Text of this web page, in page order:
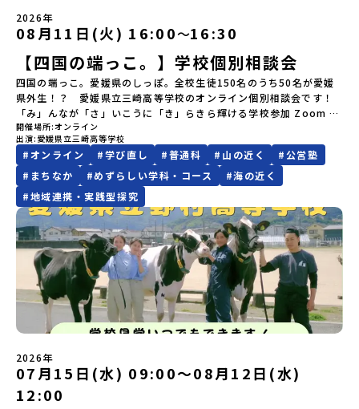
合、以下のルールに沿って対応させていただきます。ご了承くださ
い。プログラム開催日の前日＜7月27日＞から、【キャンセルのご連
絡日：お支払いいただく旅行代金】・21日目にあたる日以前：無
料・20日目-8日目：20％・7日目-2日目：30％・プログラム開始日
の前日：40％・プログラム開始日当日：50％・ご連絡無しでの不参
加またはプログラム開始後の解除：100％・催行中止について天候な
どの状況等によって開催を見合わせる可能性があります。その場合
は原則、開催日1週間前までにご連絡いたします。又、最少催行人数
に達しなかった場合は、開催日3週間前までに催行中止の旨をメール
にてご連絡いたします。・よくあるご質問その他、よくあるご質問
についてはこちらをご確認ください。運営団体について＜プログラ
ム主催：一般財団法人地域・教育魅力化プラットフォーム＞「意志
ある若者にあふれる持続可能な地域・社会をつくる」というビジョ
ンを掲げ、2017年3月に島根県に設立した教育事業団体です。日本
全国約200の高校と連携しながら、中学卒業後に地域の枠を越えて生
徒一人ひとりの夢や価値観に合った地域・学校で1〜3年間過ごすこ
とができるシステム「地域みらい留学」をはじめとした、教育事業
や地域活性モデルをつくり続けています。名 称：一般財団法人地
域・教育魅力化プラットフォーム設 立：2017年3月代表者：岩本
悠所在地：〒690-0842 島根県松江市東本町二丁目25-6 みらい
BASE2階 その他所在地公式HP：http://c-platform.or.jp/お問い
地域留学体験」のプログラム開催情報を公式LINEにて配信中！ぜひ
ご登録ください♪地域みらい留学公式LINE
「@miratabi.jp」からのメールを受信できるよう設定をお願いいた
します。※結果に関する個別のお問合せにはお答えしておりません
限りです。PC・スマートフォンからお申込ください。申込後の内容
変更はできません。お申込時は、メールアドレスの入力間違いにご
注意ください。・宿泊について１室に複数(同性2～4名程度)で宿泊
いただく予定です。・食事アレルギー対応について個別の詳細なア
レルギー対応希望にはお応えしかねる場合がございます。対応が必
要な場合は必ず事前にご相談ください。・参加取消や急遽参加でき
なくなった場合について参加決定後の参加お取り消しはご遠慮下さ
い。やむを得ないお取り消しの場合はお早めに事務局までご連絡く
ださい。・キャンセルポリシーやむを得ない参加お取り消しの場
合、以下のルールに沿って対応させていただきます。ご了承くださ
い。プログラム開催日の前日＜8月2日＞から、【キャンセルのご連
絡日：お支払いいただく旅行代金】・21日目にあたる日以前：無
料・20日目-8日目：20％・7日目-2日目：30％・プログラム開始日
の前日：40％・プログラム開始日当日：50％・ご連絡無しでの不参
加またはプログラム開始後の解除：100％・催行中止について天候な
どの状況等によって開催を見合わせる可能性があります。その場合
は原則、開催日1週間前までにご連絡いたします。又、最少催行人数
に達しなかった場合は、開催日3週間前までに催行中止の旨をメール
についてはこちらをご確認ください。運営団体について＜プログラ
ム主催：一般財団法人地域・教育魅力化プラットフォーム＞「意志
ある若者にあふれる持続可能な地域・社会をつくる」というビジョ
ンを掲げ、2017年3月に島根県に設立した教育事業団体です。日本
14:30 解散【対象】中学2年生、中学3年生【宿泊先】ペンションき
らく※1室に複数(同性2～4名程度)で宿泊いただく予定です。【旅行
代金】無料※旅行代金に含まれる費用のうち、以下の内容が無料と
なります：・宿泊費（2泊分）・プログラム内のアクティビティ・体
験費用・一部の食事代*以下の費用は参加者のご負担となります・集
合場所までの往復交通費・お土産代や自由時間の個人飲食費などの
個人的費用【募集人数】最大10名（お申し込み多数の場合は抽選の
上決定）【参加者決定】お申し込み多数の場合は、締め切り後1週間
を目途に当落結果をご連絡いたします。【申し込み締切】6月8日
(月)12：00 から 6月22日(月) 12：00まで疑問も不安もワクワクに
変える！「おためし地域留学」ステップアップ説明会プログラムの
内容を詳しく知りたい方や、お申し込みを迷われている方向けに
Zoomでのオンライン配信を行います。知りたい情報のレベルに合
わせて、以下の2つのステップをご活用ください。【STEP 1】全体
オンライン説明会（アーカイブ動画を公開中！）〜まずは「おため
し地域留学」を知りたい方へ〜日本全国20以上の地域から選んで参
加できる「おためし地域留学」の全体像や魅力について、説明会を
開催しました。中学生一人での参加にあたり、保護者様が特に気に
なる「安全面」や「事務局のサポート体制」についても詳しく解説
しています。ぜひ、ご自宅からお気軽にご視聴ください。🎬 [アーカ
イブ動画を視聴する]YouTube：
https://youtu.be/Yt8nd04aNgA?si=e5erbspvwz5O8_uF
【STEP 2】プログラム説明会〜「八幡平市」の内容をもっと知りし
たい方へ〜全体説明を聞いたうえで、「プログラムで何をする
の？」「どんなまちなの？」という疑問にお答えする詳細配信で
す。2泊3日のプログラムの中身をお伝えします。日時：6月10日(水)
ける活動を行っています。今回のプログラムでは、この取り組みを
行う高校生たちと一緒に夕食づくりを体験。地域の食文化と向き合
は、きっと「未来へのヒント」が見つかるきっかけになります。そ
んな他にはないスペシャルな魅力がギュッと詰まった北海道標津町
でアクティビティをしたり、五感で感じるフィールドワークをしな
がら「雄大な自然と生き物」「伝統的な産業と人々の暮らし」の魅
力に触れ一緒に探求しませんか？体験のおすすめポイント体験プロ
グラム内容（予定）＜１日目＞（PM）「オリエンテーション・自己
紹介ワーク」「サーモン科学館見学」 -「鮭の聖地・しべつ」の歴
史や成り立ちを知る「夕食」 -高校生も一緒にみんなで夕食「1日
目の振り返り会」＜2日目＞（AM）「 ポー川史跡公園散策または渓
流釣り体験」 -1万年前の縄文文化に触れる -渓流釣りで自然を満
喫（PM）「地引網体験」 -地元の方との交流「自由時間：海の公
園で高校生とあそぶ！かたる！」 -高校生との交流「みんなで
BBQ・花火大会」 -さらにまちの人たちと交流＜3日目＞（AM）
「3日間の振り返りワーク」 -みんなで振り返り対話（PM） 13：
00 解散 (中標津空港 13：30頃到着)※14：50 中標津空港発 (羽田
空港16：45着)便を利用する想定※天候の状況や参加人数によってプ
ログラムを変更する場合がございます。参加概要【開催場所】北海
道標津町【実施日程】8月4日（火）〜 8月6日（木）※参加が確定し
イン研修」をご案内する予定です。必ず参加をお願いします。【集合
場所・時間】中標津空港 8月4日(火) 14：30 集合【解散場所・時
間】中標津空港 8月6日(木) 13：30 解散【対象】中学2年生、中学3
年生【宿泊先】民宿 船長の家※1室に複数(同性2～4名程度)で宿泊
2026年
08月11日(火) 16:00〜16:30
【四国の端っこ。】学校個別相談会
四国の端っこ。愛媛県のしっぽ。全校生徒150名のうち50名が愛媛
県外生！？ 愛媛県立三崎高等学校のオンライン個別相談会です！
「み」んなが「さ」いこうに「き」らきら輝ける学校参加 Zoom ミ
ーティングhttps://zoom.us/j/4499683188?
ミーティングID: 449 968 3188パスコード: MISAKI2026 もし良
かったら、こちらの動画もご覧ください。
開催場所 オンライン
出演 愛媛県立三崎高等学校
#オンライン #学び直し #普通科 # 山の近く #公営塾
# まちなか #めずらしい学科・コース #海の近く
#地域連携・実践型探究
2026年
07月15日(水) 09:00〜08月12日(水)
12:00